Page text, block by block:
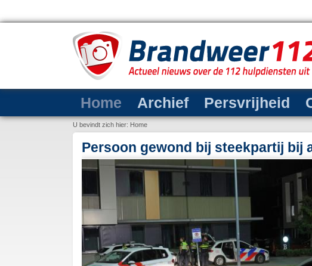
Home Archief Persvrijheid
U bevindt zich hier: Home
Opnieuw brandstichting vermoed